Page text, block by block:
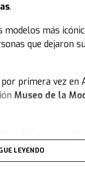
.
más
que dejaron
primera vez en
Museo de la
piezas de
artes
y botines, entre
LEYENDO